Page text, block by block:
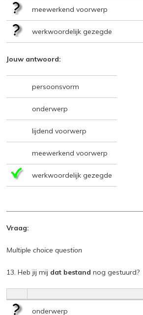
meewerkend voorwerp
werkwoordelijk gezegde
Jouw antwoord:
persoonsvorm
onderwerp
lijdend voorwerp
meewerkend voorwerp
werkwoordelijk gezegde
Vraag:
Multiple choice question
13. Heb jij mij dat bestand nog gestuurd?
onderwerp